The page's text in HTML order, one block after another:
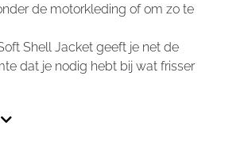
de motorkleding of om zo te
Shell Jacket geeft je net de
dat je nodig hebt bij wat frisser